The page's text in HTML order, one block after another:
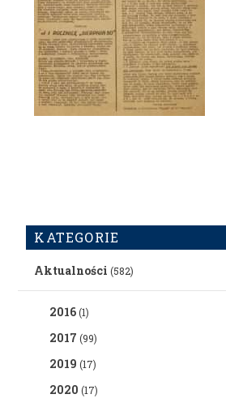
KATEGORIE
Aktualności (582)
2016(1)
2017 (99)
2019 (17)
2020 (17)